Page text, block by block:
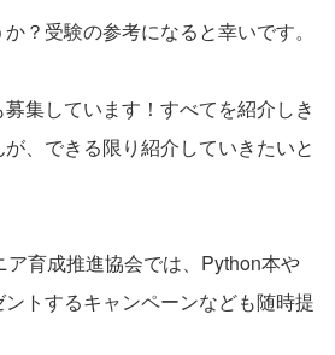
？受験の参考になると幸いです。
集しています！すべてを紹介しき
、できる限り紹介していきたいと
育成推進協会では、Python本や
トするキャンペーンなども随時提